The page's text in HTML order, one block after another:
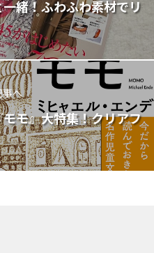
緒！ふわふわ素材でリ
へ
モ』大特集！クリアフ